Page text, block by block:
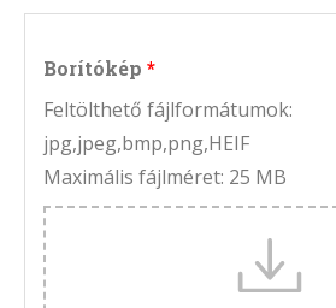
Borítókép
Feltölthető fájlformátumok:
jpg,jpeg,bmp,png,HEIF
Maximális fájlméret: 25 MB